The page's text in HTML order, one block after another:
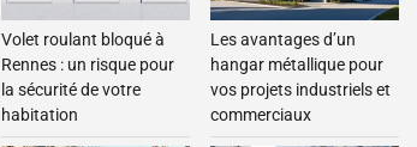
Volet roulant bloqué à
Rennes : un risque pour
la sécurité de votre
habitation
Les avantages d’un
hangar métallique pour
vos projets industriels et
commerciaux